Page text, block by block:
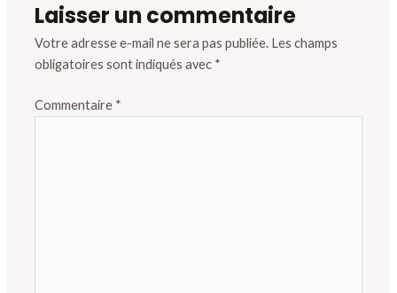
Laisser un commentaire
Votre adresse e-mail ne sera pas publiée. Les champs
obligatoires sont indiqués avec *
Commentaire *